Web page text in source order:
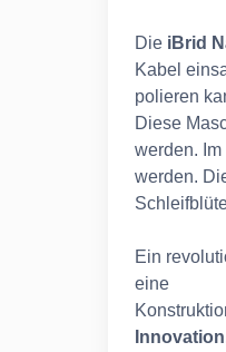
Die iBrid
Kabel
polieren
Diese
werden.
werden.
Ein
eine